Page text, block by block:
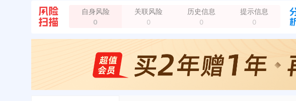
企业地址变更，新增年报地址：江苏省常州市金坛区金城镇白塔路2806号
自身风险
0
关联风险
0
历史信息
0
提示信息
0